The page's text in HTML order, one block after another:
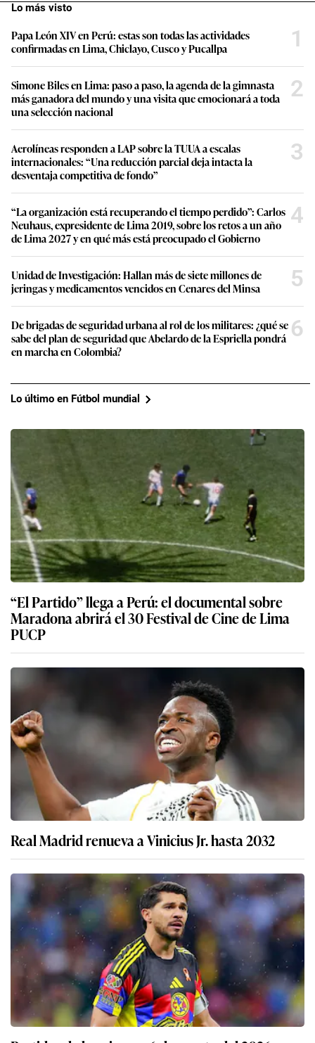
Lo más visto
Papa León XIV en Perú: estas son todas las actividades
confirmadas en Lima, Chiclayo, Cusco y Pucallpa
1
Simone Biles en Lima: paso a paso, la agenda de la gimnasta
más ganadora del mundo y una visita que emocionará a toda
una selección nacional
2
Aerolíneas responden a LAP sobre la TUUA a escalas
internacionales: “Una reducción parcial deja intacta la
desventaja competitiva de fondo”
3
“La organización está recuperando el tiempo perdido”: Carlos
Neuhaus, expresidente de Lima 2019, sobre los retos a un año
de Lima 2027 y en qué más está preocupado el Gobierno
4
Unidad de Investigación: Hallan más de siete millones de
jeringas y medicamentos vencidos en Cenares del Minsa
5
De brigadas de seguridad urbana al rol de los militares: ¿qué se
sabe del plan de seguridad que Abelardo de la Espriella pondrá
en marcha en Colombia?
6
Lo último en Fútbol mundial
“El Partido” llega a Perú: el documental sobre
Maradona abrirá el 30 Festival de Cine de Lima
PUCP
Real Madrid renueva a Vinicius Jr. hasta 2032